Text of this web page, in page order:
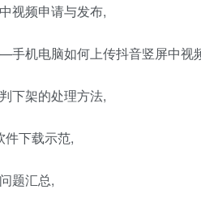
视频申请与发布,
手机电脑如何上传抖音竖屏中视
下架的处理方法,
件下载示范,
题汇总,